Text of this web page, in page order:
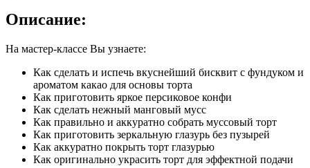
Описание:
На мастер-классе Вы узнаете:
Как сделать и испечь вкуснейший бисквит с фундуком и
ароматом какао для основы торта
Как приготовить яркое персиковое конфи
Как сделать нежный манговый мусс
Как правильно и аккуратно собрать муссовый торт
Как приготовить зеркальную глазурь без пузырей
Как аккуратно покрыть торт глазурью
Как оригинально украсить торт для эффектной подачи